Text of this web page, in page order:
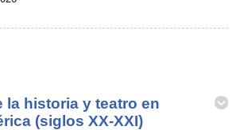
la historia y teatro en
(siglos XX-XXI)